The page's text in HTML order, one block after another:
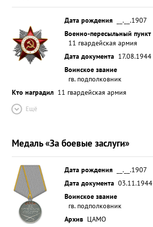
Дата рождения
__.__.1907
Военно-пересыльный пункт
11 гвардейская армия
Дата документа 17.08.1944
Воинское звание
гв. подполковник
Кто наградил 11 гвардейская армия
Ещё
Медаль «За боевые заслуги»
Дата рождения
__.__.1907
Дата документа 03.11.1944
Воинское звание
гв. подполковник
Архив ЦАМО